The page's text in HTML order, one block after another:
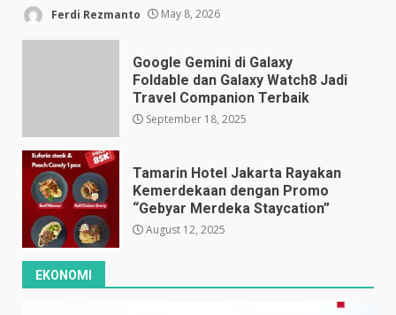
Ferdi Rezmanto May 8, 2026
Google Gemini di Galaxy
Foldable dan Galaxy Watch8 Jadi
Travel Companion Terbaik
September 18, 2025
Tamarin Hotel Jakarta Rayakan
Kemerdekaan dengan Promo
“Gebyar Merdeka Staycation”
August 12, 2025
EKONOMI